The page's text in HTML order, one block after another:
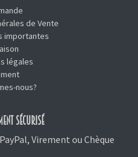
de Vente
importantes
légales
nous?
SÉCURISÉ
Virement ou Chèque